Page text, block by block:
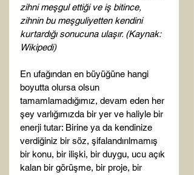
zihni meşgul ettiği ve iş bitince,
zihnin bu meşguliyetten kendini
kurtardığı sonucuna ulaşır. (Kaynak:
Wikipedi)
En ufağından en büyüğüne hangi
boyutta olursa olsun
tamamlamadığımız, devam eden her
şey varlığımızda bir yer ve haliyle bir
enerji tutar: Birine ya da kendinize
verdiğiniz bir söz, şifalandırılmamış
bir konu, bir ilişki, bir duygu, ucu açık
kalan bir görüşme, bir proje, bir